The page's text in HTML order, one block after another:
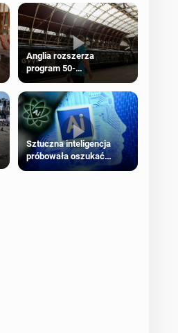
Anglia rozszerza
program 50-
procentowych zniżek
kolejowych na 18-latków
Sztuczna inteligencja
próbowała oszukać
człowieka